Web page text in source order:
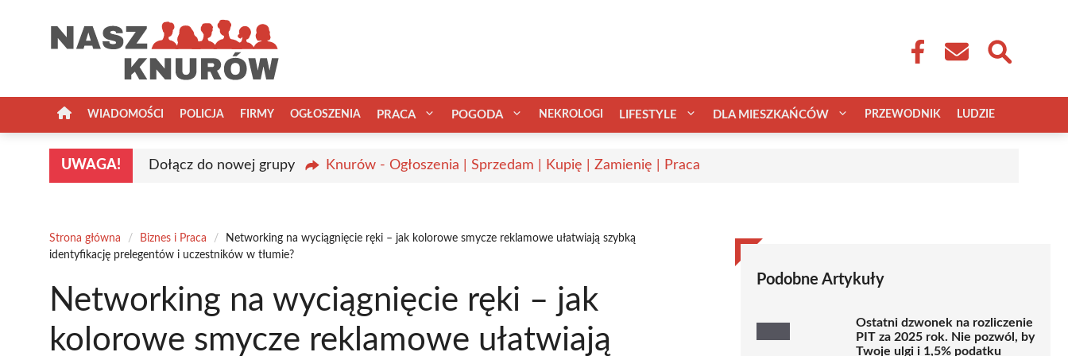
WIADOMOŚCI POLICJA FIRMY OGŁOSZENIA PRACA POGODA NEKROLOGI LIFESTYLE DLA MIESZKAŃCÓW PRZEWODNIK LUDZIE
UWAGA! Dołącz do nowej grupy Knurów - Ogłoszenia | Sprzedam | Kupię | Zamienię | Praca
Strona główna / Biznes i Praca /
Networking na wyciągnięcie ręki – jak kolorowe smycze reklamowe ułatwiają szybką
identyfikację prelegentów i uczestników w tłumie?
Networking na wyciągnięcie ręki – jak
kolorowe smycze reklamowe ułatwiają
Podobne Artykuły
Ostatni dzwonek na rozliczenie
PIT za 2025 rok. Nie pozwól, by
Twoje ulgi i 1,5% podatku